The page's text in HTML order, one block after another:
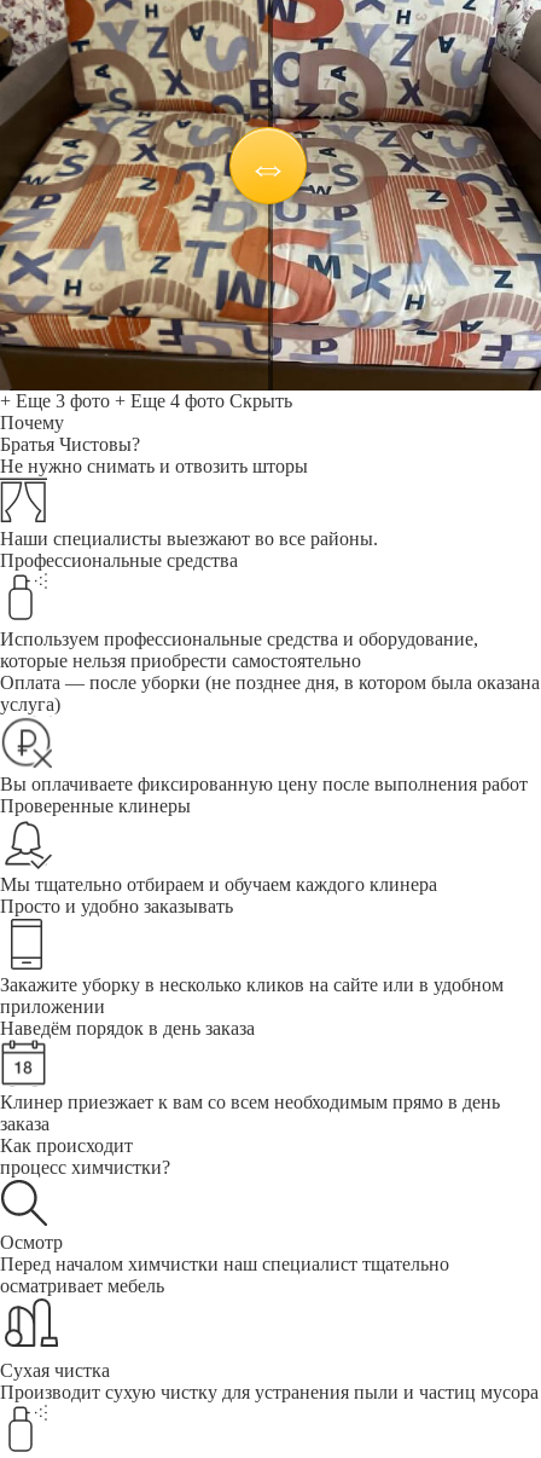
+ Еще 3 фото + Еще 4 фото Скрыть
Почему
Братья Чистовы?
Не нужно снимать и отвозить шторы
Наши специалисты выезжают во все районы.
Профессиональные средства
Используем профессиональные средства и оборудование,
которые нельзя приобрести самостоятельно
Оплата — после уборки (не позднее дня, в котором была оказана
услуга)
Вы оплачиваете фиксированную цену после выполнения работ
Проверенные клинеры
Мы тщательно отбираем и обучаем каждого клинера
Просто и удобно заказывать
Закажите уборку в несколько кликов на сайте или в удобном
приложении
Наведём порядок в день заказа
Клинер приезжает к вам со всем необходимым прямо в день
заказа
Как происходит
процесс химчистки?
Осмотр
Перед началом химчистки наш специалист тщательно
осматривает мебель
Сухая чистка
Производит сухую чистку для устранения пыли и частиц мусора